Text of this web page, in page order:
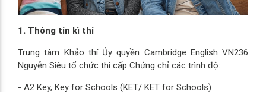
1. Thông tin kì thi
Trung tâm Khảo thí Ủy quyền Cambridge English VN236
Nguyễn Siêu tổ chức thi cấp Chứng chỉ các trình độ:
- A2 Key, Key for Schools (KET/ KET for Schools)